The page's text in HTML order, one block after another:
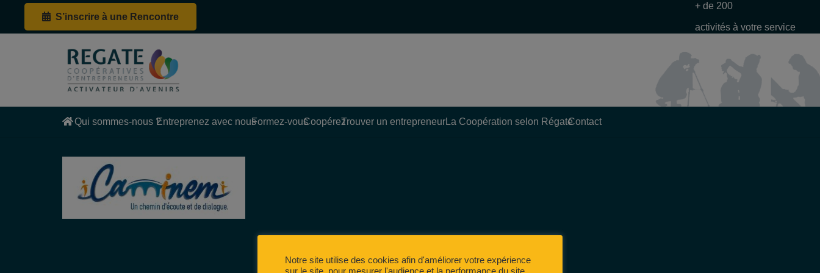
S’inscrire à une Rencontre
+ de 200
activités à votre service
Qui sommes-nous ?Entreprenez avec nousFormez-vousCoopérezTrouver un entrepreneurLa Coopération selon RégateContact
Notre site utilise des cookies afin d'améliorer votre expérience
sur le site, pour mesurer l'audience et la performance du site,